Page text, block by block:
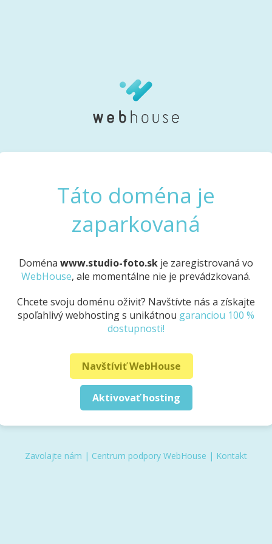
Táto doména je
zaparkovaná
Doména www.studio-foto.sk je zaregistrovaná vo
WebHouse, ale momentálne nie je prevádzkovaná.
Chcete svoju doménu oživiť? Navštívte nás a získajte
spoľahlivý webhosting s unikátnou garanciou 100 %
dostupnosti!
Navštíviť WebHouse
Aktivovať hosting
Zavolajte nám | Centrum podpory WebHouse | Kontakt